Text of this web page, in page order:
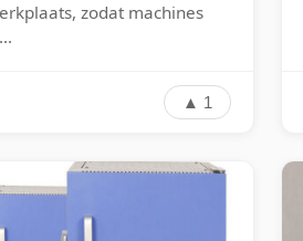
zodat machines
▲ 1